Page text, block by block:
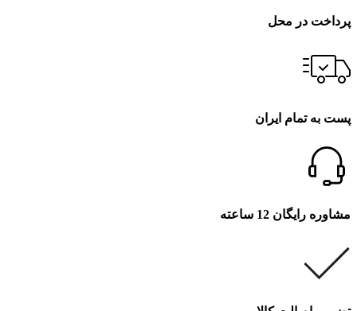
پرداخت در محل
پست به تمام ایران
مشاوره رایگان 12 ساعته